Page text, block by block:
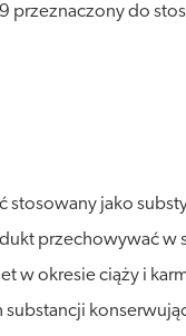
przeznaczony do
stosowany jako
przechowywać
w okresie ciąży i
substancji